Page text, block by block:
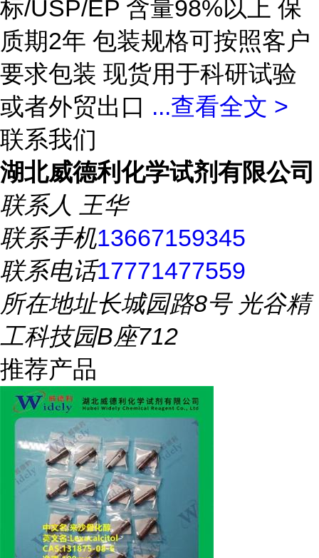
标/USP/EP 含量98%以上 保
质期2年 包装规格可按照客户
要求包装 现货用于科研试验
或者外贸出口 ...查看全文 >
联系我们
湖北威德利化学试剂有限公司
联系人 王华
联系手机13667159345
联系电话17771477559
所在地址长城园路8号 光谷精
工科技园B座712
推荐产品